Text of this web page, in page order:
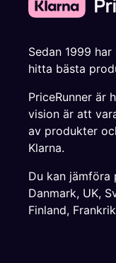
Sedan 1999
hitta bästa
PriceRunner är
vision är att
av produkter
Klarna.
Du kan jämföra
Danmark, UK,
Finland,